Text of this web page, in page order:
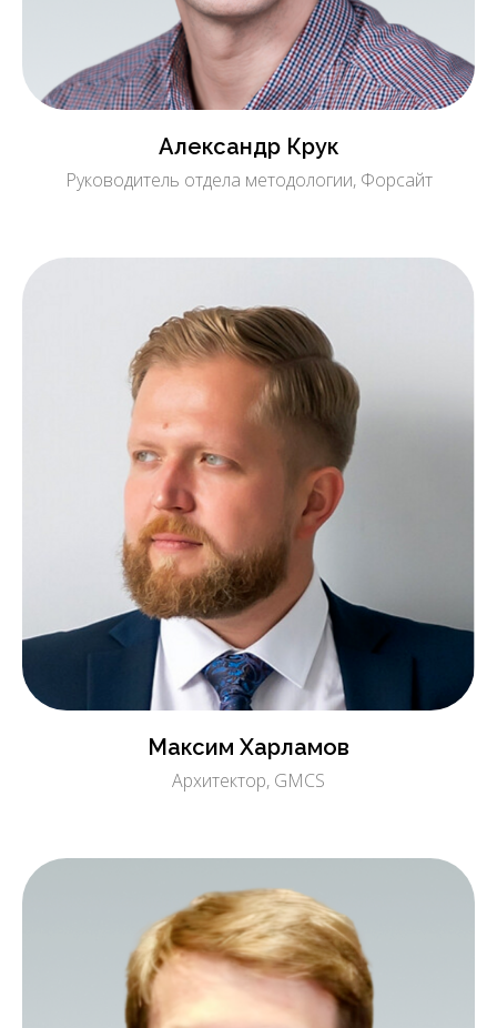
Александр Крук
Руководитель отдела методологии, Форсайт
Максим Харламов
Архитектор, GMCS